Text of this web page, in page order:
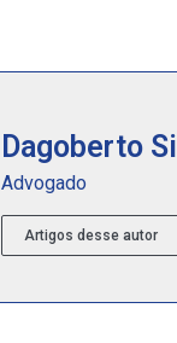
Dagoberto
Advogado
Artigos desse autor